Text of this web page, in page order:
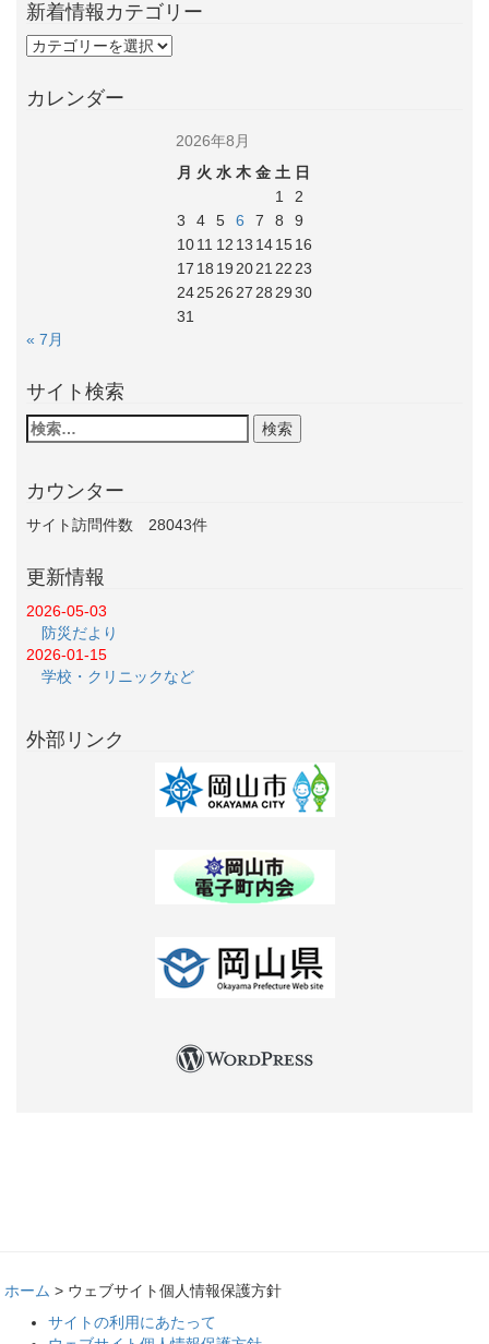
新着情報カテゴリー
カレンダー
2026年8月
月 火 水 木 金 土 日
1
2
3
4 5 6 7 8
9
1011 12 13 141516
17 18 1920212223
24252627282930
31
« 7月
サイト検索
カウンター
サイト訪問件数 28043件
更新情報
2026-05-03
防災だより
2026-01-15
学校・クリニックなど
外部リンク
ホーム > ウェブサイト個人情報保護方針
サイトの利用にあたって